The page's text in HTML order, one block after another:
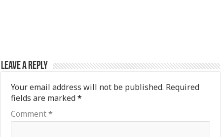
Leave a Reply
Your email address will not be published. Required
fields are marked*
Comment*